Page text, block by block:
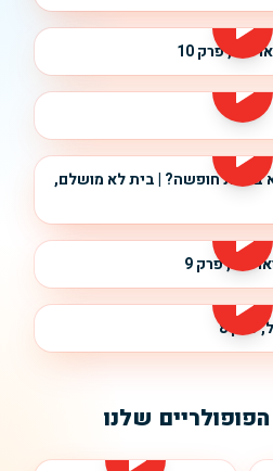
פרק 10
באמת חופשה? | בית לא מושלם,
פרק 8
שלנו